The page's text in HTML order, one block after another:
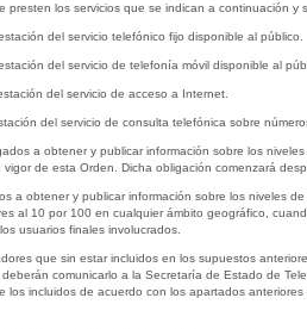
presten los servicios que se indican a continuación
del servicio telefónico fijo disponible al público.
del servicio de telefonía móvil disponible al
del servicio de acceso a Internet.
del servicio de consulta telefónica sobre
a obtener y publicar información sobre los
de esta Orden. Dicha obligación comenzará
a obtener y publicar información sobre los niveles
al 10 por 100 en cualquier ámbito geográfico,
usuarios finales involucrados.
que sin estar incluidos en los supuestos
comunicarlo a la Secretaría de Estado de
los incluidos de acuerdo con los apartados